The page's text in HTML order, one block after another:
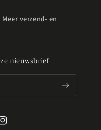
verzend- en
nieuwsbrief